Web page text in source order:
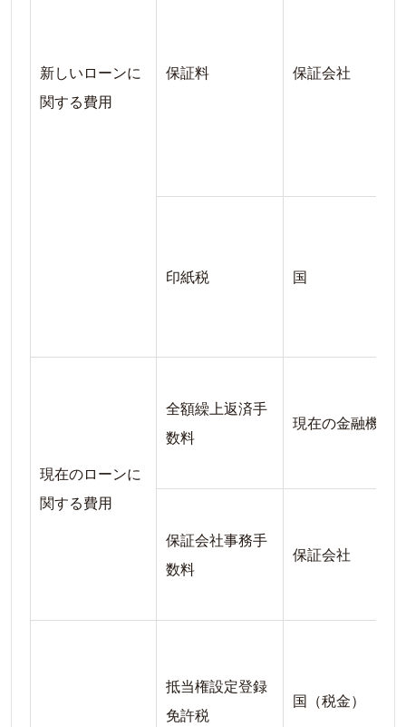
新しいローンに
関する費用
保証料 保証会社
印紙税 国
現在のローンに
関する費用
全額繰上返済手
数料
現在の金融機関
保証会社事務手
数料
保証会社
抵当権設定登録
免許税
国（税金）